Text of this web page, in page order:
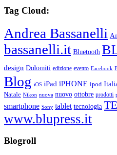
Tag Cloud:
Andrea Bassanelli
bassanelli.it Bluetooth
design Dolomiti edizione evento Facebook
Blog iOS iPad iPHONE ipod
Natale Nikon nuova nuovo ottobre prodotti
smartphone Sony tablet tecnologia
www.blupress.it
Blogroll